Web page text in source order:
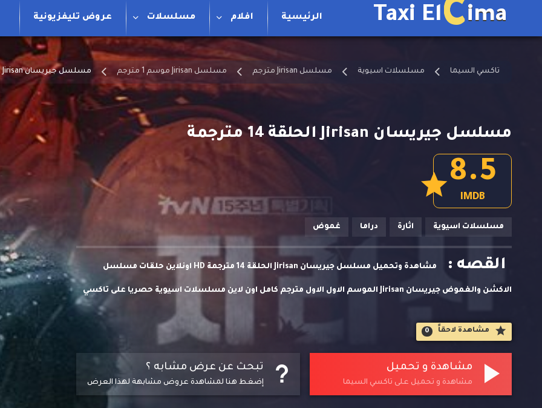
Taxi ElCima الرئيسية افلام مسلسلات عروض تليفزيونية
تاكسي السيما مسلسلات اسيوية مسلسل Jirisan مترجم مسلسل Jirisan موسم 1 مترجم مسلسل جيريسان Jirisan الحلقة 14 مترجمة
مسلسل جيريسان Jirisan الحلقة 14 مترجمة
IMDB
8.5
مسلسلات اسيوية اثارة دراما غموض
القصه : مشاهدة وتحميل مسلسل جيريسان Jirisan الحلقة 14 مترجمة HD اونلاين حلقات مسلسل
الاكشن والغموض جيريسان Jirisan الموسم الاول الاول مترجم كامل اون لاين مسلسلات اسيوية حصريا على تاكسي
السيما. يقع على خلفية المناظر الشاهقة لجبل جيري ، وهو يصور قصة الحراس والموظفين الآخرين في حديقة
جيريسان الوطنية الذين يتسلقون عبر مناطق الجبل الغامضة وغير المستكشفة.
مشاهدة لاحقاََ 0
تبحث عن عرض مشابه ؟
إضغط هنا لمشاهدة عروض مشابهة لهذا العرض
مشاهدة و تحميل
مشاهدة و تحميل على تاكسي السيما